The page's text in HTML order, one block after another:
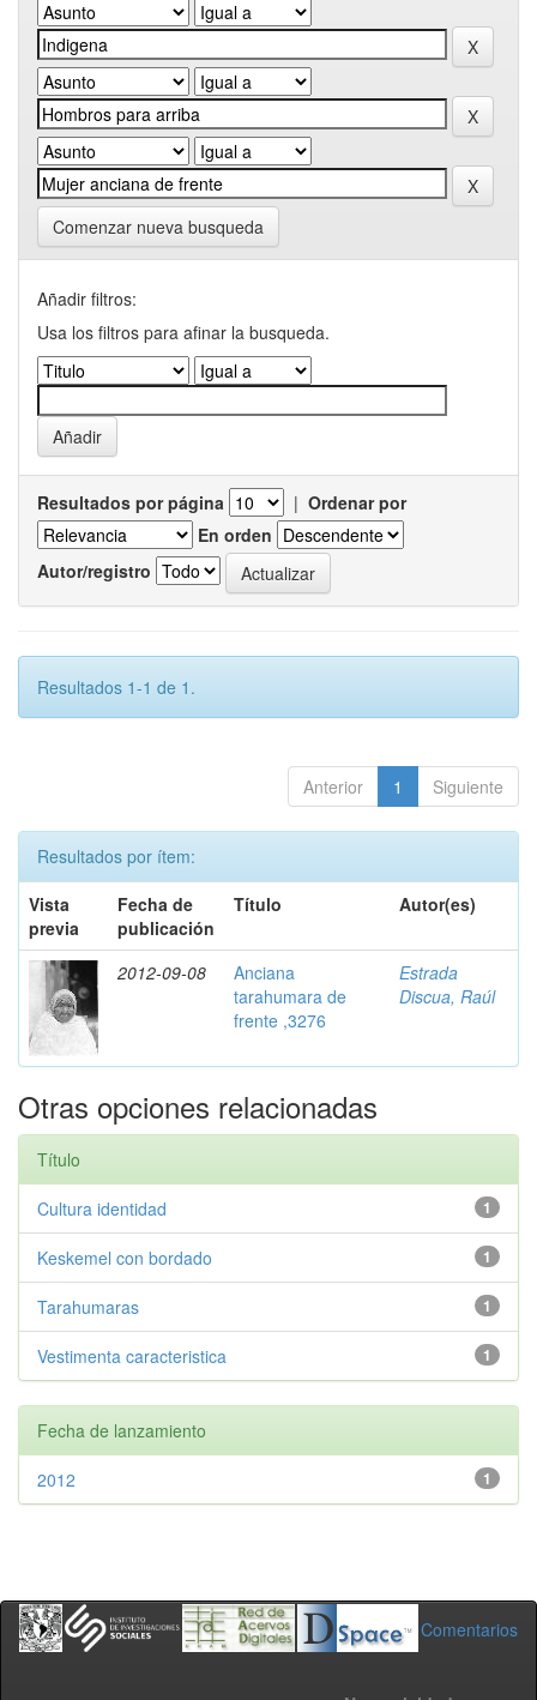
Comenzar nueva busqueda
Añadir filtros:
Usa los filtros para afinar la busqueda.
Resultados por página | Ordenar por
En orden
Autor/registro
Resultados 1-1 de 1.
Anterior 1 Siguiente
Resultados por ítem:
Vista
previa
Fecha de
publicación
Título Autor(es)
2012-09-08
Anciana
tarahumara de
frente ,3276
Estrada
Discua, Raúl
Otras opciones relacionadas
Título
1
Cultura identidad
1
Keskemel con bordado
1
Tarahumaras
1
Vestimenta caracteristica
Fecha de lanzamiento
1
2012
Comentarios